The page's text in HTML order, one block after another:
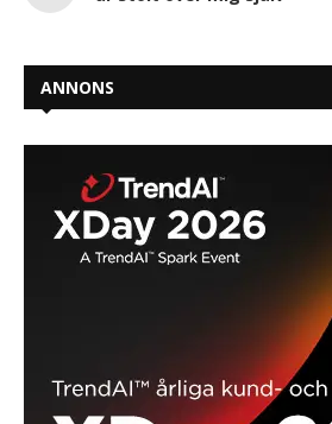
ANNONS